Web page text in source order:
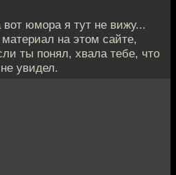
юмора я тут не вижу...
на этом сайте,
ты понял, хвала тебе, что
увидел.